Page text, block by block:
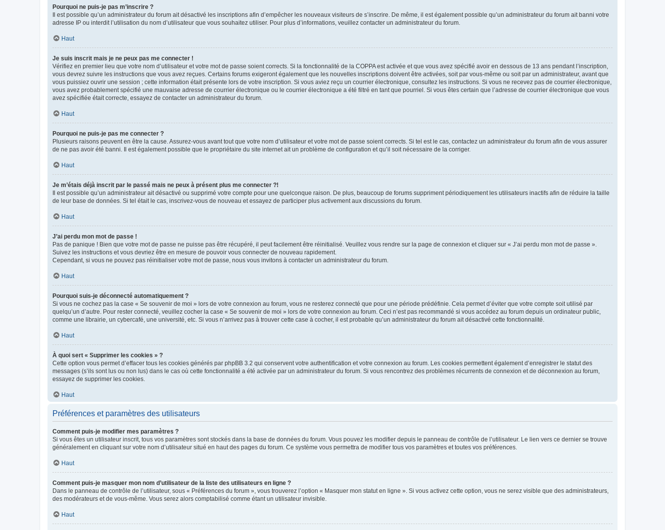
Pourquoi ne puis-je pas m’inscrire ?
Il est possible qu’un administrateur du forum ait désactivé les inscriptions afin d’empêcher les nouveaux visiteurs de s’inscrire. De même, il est également possible qu’un administrateur du forum ait banni votre
adresse IP ou interdit l’utilisation du nom d’utilisateur que vous souhaitez utiliser. Pour plus d’informations, veuillez contacter un administrateur du forum.
Haut
Je suis inscrit mais je ne peux pas me connecter !
Vérifiez en premier lieu que votre nom d’utilisateur et votre mot de passe soient corrects. Si la fonctionnalité de la COPPA est activée et que vous avez spécifié avoir en dessous de 13 ans pendant l’inscription,
vous devrez suivre les instructions que vous avez reçues. Certains forums exigeront également que les nouvelles inscriptions doivent être activées, soit par vous-même ou soit par un administrateur, avant que
vous puissiez ouvrir une session ; cette information était présente lors de votre inscription. Si vous aviez reçu un courrier électronique, consultez les instructions. Si vous ne recevez pas de courrier électronique,
vous avez probablement spécifié une mauvaise adresse de courrier électronique ou le courrier électronique a été filtré en tant que pourriel. Si vous êtes certain que l’adresse de courrier électronique que vous
avez spécifiée était correcte, essayez de contacter un administrateur du forum.
Haut
Pourquoi ne puis-je pas me connecter ?
Plusieurs raisons peuvent en être la cause. Assurez-vous avant tout que votre nom d’utilisateur et votre mot de passe soient corrects. Si tel est le cas, contactez un administrateur du forum afin de vous assurer
de ne pas avoir été banni. Il est également possible que le propriétaire du site internet ait un problème de configuration et qu’il soit nécessaire de la corriger.
Haut
Je m’étais déjà inscrit par le passé mais ne peux à présent plus me connecter ?!
Il est possible qu’un administrateur ait désactivé ou supprimé votre compte pour une quelconque raison. De plus, beaucoup de forums suppriment périodiquement les utilisateurs inactifs afin de réduire la taille
de leur base de données. Si tel était le cas, inscrivez-vous de nouveau et essayez de participer plus activement aux discussions du forum.
Haut
J’ai perdu mon mot de passe !
Pas de panique ! Bien que votre mot de passe ne puisse pas être récupéré, il peut facilement être réinitialisé. Veuillez vous rendre sur la page de connexion et cliquer sur « J’ai perdu mon mot de passe ».
Suivez les instructions et vous devriez être en mesure de pouvoir vous connecter de nouveau rapidement.
Cependant, si vous ne pouvez pas réinitialiser votre mot de passe, nous vous invitons à contacter un administrateur du forum.
Haut
Pourquoi suis-je déconnecté automatiquement ?
Si vous ne cochez pas la case « Se souvenir de moi » lors de votre connexion au forum, vous ne resterez connecté que pour une période prédéfinie. Cela permet d’éviter que votre compte soit utilisé par
quelqu’un d’autre. Pour rester connecté, veuillez cocher la case « Se souvenir de moi » lors de votre connexion au forum. Ceci n’est pas recommandé si vous accédez au forum depuis un ordinateur public,
comme une librairie, un cybercafé, une université, etc. Si vous n’arrivez pas à trouver cette case à cocher, il est probable qu’un administrateur du forum ait désactivé cette fonctionnalité.
Haut
À quoi sert « Supprimer les cookies » ?
Cette option vous permet d’effacer tous les cookies générés par phpBB 3.2 qui conservent votre authentification et votre connexion au forum. Les cookies permettent également d’enregistrer le statut des
messages (s’ils sont lus ou non lus) dans le cas où cette fonctionnalité a été activée par un administrateur du forum. Si vous rencontrez des problèmes récurrents de connexion et de déconnexion au forum,
essayez de supprimer les cookies.
Haut
Préférences et paramètres des utilisateurs
Comment puis-je modifier mes paramètres ?
Si vous êtes un utilisateur inscrit, tous vos paramètres sont stockés dans la base de données du forum. Vous pouvez les modifier depuis le panneau de contrôle de l’utilisateur. Le lien vers ce dernier se trouve
généralement en cliquant sur votre nom d’utilisateur situé en haut des pages du forum. Ce système vous permettra de modifier tous vos paramètres et toutes vos préférences.
Haut
Comment puis-je masquer mon nom d’utilisateur de la liste des utilisateurs en ligne ?
Dans le panneau de contrôle de l’utilisateur, sous « Préférences du forum », vous trouverez l’option « Masquer mon statut en ligne ». Si vous activez cette option, vous ne serez visible que des administrateurs,
des modérateurs et de vous-même. Vous serez alors comptabilisé comme étant un utilisateur invisible.
Haut